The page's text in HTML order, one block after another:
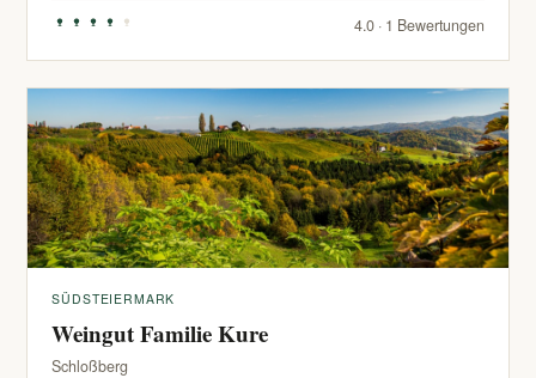
4.0 · 1 Bewertungen
SÜDSTEIERMARK
Weingut Familie Kure
Schloßberg